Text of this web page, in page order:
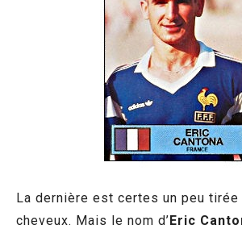
La dernière est certes un peu tirée
cheveux. Mais le nom d’Eric